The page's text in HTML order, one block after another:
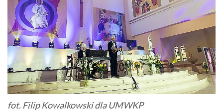
fot. Filip Kowalkowski dla UMWKP